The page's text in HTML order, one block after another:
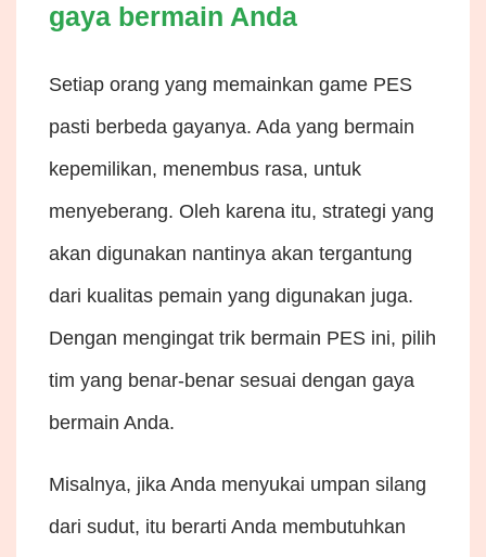
gaya bermain Anda
Setiap orang yang memainkan game PES
pasti berbeda gayanya. Ada yang bermain
kepemilikan, menembus rasa, untuk
menyeberang. Oleh karena itu, strategi yang
akan digunakan nantinya akan tergantung
dari kualitas pemain yang digunakan juga.
Dengan mengingat trik bermain PES ini, pilih
tim yang benar-benar sesuai dengan gaya
bermain Anda.
Misalnya, jika Anda menyukai umpan silang
dari sudut, itu berarti Anda membutuhkan